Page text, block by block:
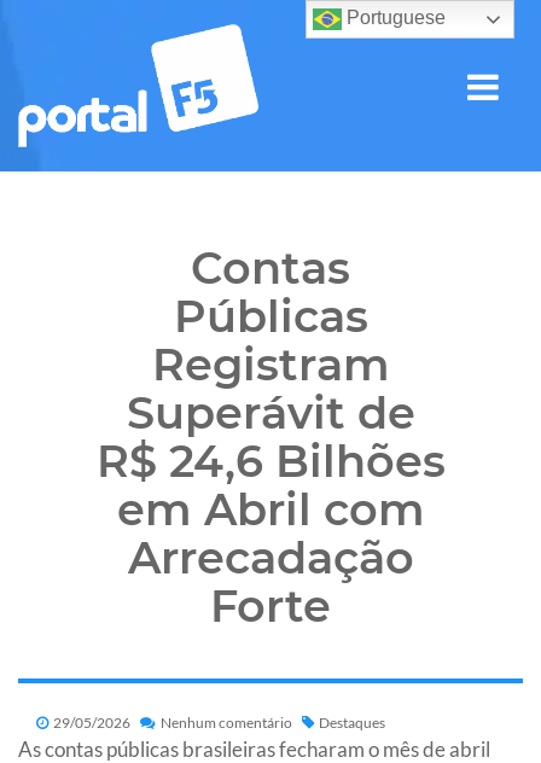
Contas
Públicas
Registram
Superávit de
R$ 24,6 Bilhões
em Abril com
Arrecadação
Forte
29/05/2026 Nenhum comentário Destaques
As contas públicas brasileiras fecharam o mês de abril
Portuguese